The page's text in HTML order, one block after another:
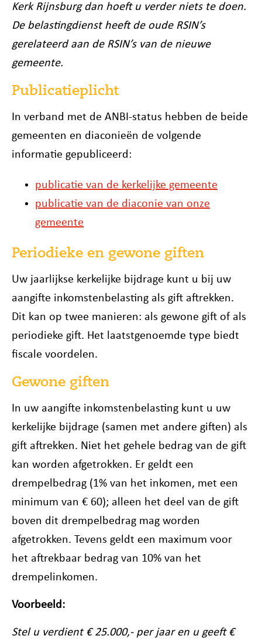
Kerk Rijnsburg dan hoeft u verder niets te doen.
De belastingdienst heeft de oude RSIN’s
gerelateerd aan de RSIN’s van de nieuwe
gemeente.
Publicatieplicht
In verband met de ANBI-status hebben de beide
gemeenten en diaconieën de volgende
informatie gepubliceerd:
publicatie van de kerkelijke gemeente
publicatie van de diaconie van onze
gemeente
Periodieke en gewone giften
Uw jaarlijkse kerkelijke bijdrage kunt u bij uw
aangifte inkomstenbelasting als gift aftrekken.
Dit kan op twee manieren: als gewone gift of als
periodieke gift. Het laatstgenoemde type biedt
fiscale voordelen.
Gewone giften
In uw aangifte inkomstenbelasting kunt u uw
kerkelijke bijdrage (samen met andere giften) als
gift aftrekken. Niet het gehele bedrag van de gift
kan worden afgetrokken. Er geldt een
drempelbedrag (1% van het inkomen, met een
minimum van € 60); alleen het deel van de gift
boven dit drempelbedrag mag worden
afgetrokken. Tevens geldt een maximum voor
het aftrekbaar bedrag van 10% van het
drempelinkomen.
Voorbeeld:
Stel u verdient € 25.000,- per jaar en u geeft €